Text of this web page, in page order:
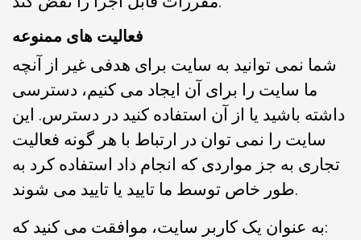
فعالیت های ممنوعه
شما نمی توانید به سایت برای هدفی غیر از آنچه
ما سایت را برای آن ایجاد می کنیم، دسترسی
داشته باشید یا از آن استفاده کنید در دسترس. این
سایت را نمی توان در ارتباط با هر گونه فعالیت
تجاری به جز مواردی که انجام داد استفاده کرد به
طور خاص توسط ما تایید یا تایید می شوند.
به عنوان یک کاربر سایت، موافقت می کنید که: